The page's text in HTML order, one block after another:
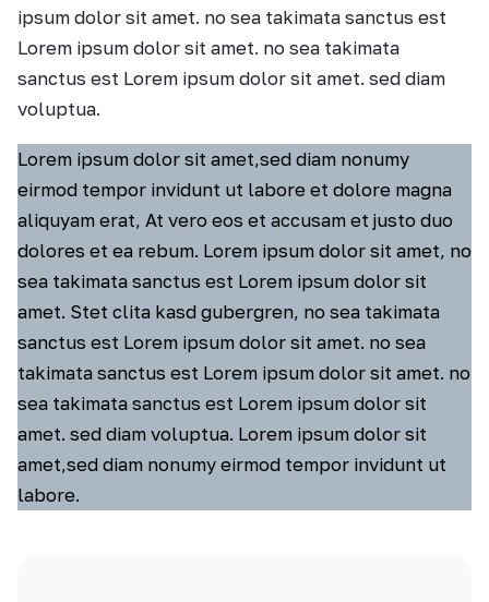
ipsum dolor sit amet. no sea takimata sanctus est
Lorem ipsum dolor sit amet. no sea takimata
sanctus est Lorem ipsum dolor sit amet. sed diam
voluptua.
Lorem ipsum dolor sit amet,sed diam nonumy
eirmod tempor invidunt ut labore et dolore magna
aliquyam erat, At vero eos et accusam et justo duo
dolores et ea rebum. Lorem ipsum dolor sit amet, no
sea takimata sanctus est Lorem ipsum dolor sit
amet. Stet clita kasd gubergren, no sea takimata
sanctus est Lorem ipsum dolor sit amet. no sea
takimata sanctus est Lorem ipsum dolor sit amet. no
sea takimata sanctus est Lorem ipsum dolor sit
amet. sed diam voluptua. Lorem ipsum dolor sit
amet,sed diam nonumy eirmod tempor invidunt ut
labore.